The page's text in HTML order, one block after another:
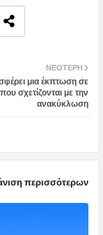
ΝΕΌΤΕΡΗ
μια έκπτωση σε
σχετίζονται με την
ανακύκλωση
περισσότερων